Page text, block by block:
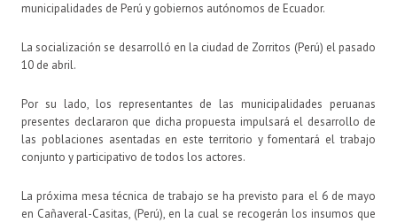
municipalidades de Perú y gobiernos autónomos de Ecuador.
La socialización se desarrolló en la ciudad de Zorritos (Perú) el pasado
10 de abril.
Por su lado, los representantes de las municipalidades peruanas
presentes declararon que dicha propuesta impulsará el desarrollo de
las poblaciones asentadas en este territorio y fomentará el trabajo
conjunto y participativo de todos los actores.
La próxima mesa técnica de trabajo se ha previsto para el 6 de mayo
en Cañaveral-Casitas, (Perú), en la cual se recogerán los insumos que